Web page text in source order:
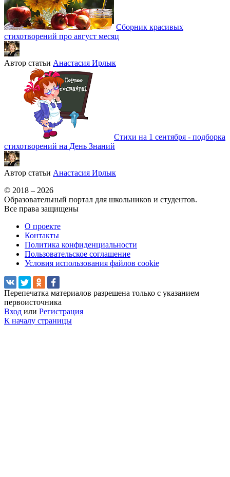
Сборник красивых
стихотворений про август месяц
Автор статьи Анастасия Ирлык
Стихи на 1 сентября - подборка
стихотворений на День Знаний
Автор статьи Анастасия Ирлык
© 2018 – 2026
Образовательный портал для школьников и студентов.
Все права защищены
О проекте
Контакты
Политика конфиденциальности
Пользовательское соглашение
Условия использования файлов cookie
Перепечатка материалов разрешена только с указанием
первоисточника
Вход или Регистрация
К началу страницы